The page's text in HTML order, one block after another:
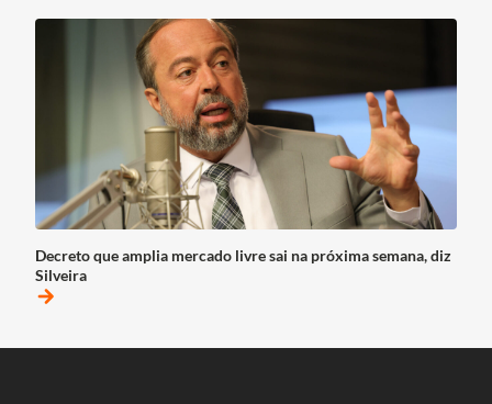
Decreto que amplia mercado livre sai na próxima semana, diz
Silveira
arrow_forward